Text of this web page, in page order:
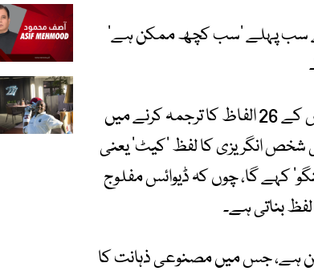
نے سب پہلے ’سب کچھ ممکن ہے‘
تحقیق میں بتایا گیا کہ ’نیورو پروستھیٹک ڈیوائس‘ مفلوج شخص کے 26 الفاظ کا ترجمہ کرنے میں
انگریزی کا لفظ ’کیٹ‘ یعنی
کہے گا، چوں کہ ڈیوائس مفلوج
بناتی ہے۔
ہے، جس میں مصنوعی ذہانت کا